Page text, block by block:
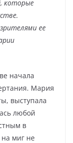
которые
ее
начала
Мария
выступала
любой
в
миг не